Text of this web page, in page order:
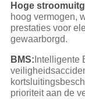
Hoge
hoog vermogen,
prestaties voor
gewaarborgd.
BMS: Intelligente
prioriteit aan de